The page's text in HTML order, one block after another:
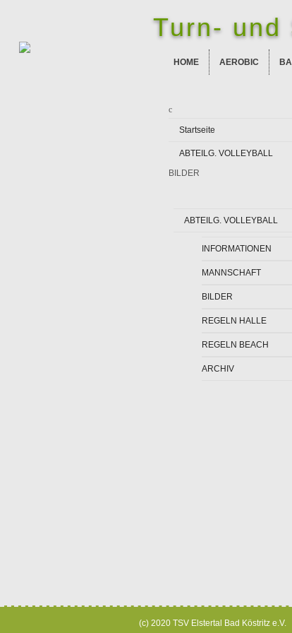
HOME AEROBIC
Turn- und
Startseite
ABTEILG. VOLLEYBALL
BILDER
ABTEILG. VOLLEYBALL
INFORMATIONEN
MANNSCHAFT
BILDER
REGELN HALLE
REGELN BEACH
ARCHIV
(c) 2020 TSV Elstertal Bad Köstritz e.V.